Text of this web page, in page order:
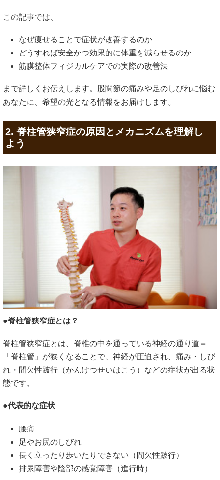
この記事では、
なぜ痩せることで症状が改善するのか
どうすれば安全かつ効果的に体重を減らせるのか
筋膜整体フィジカルケアでの実際の改善法
まで詳しくお伝えします。股関節の痛みや足のしびれに悩む
あなたに、希望の光となる情報をお届けします。
2. 脊柱管狭窄症の原因とメカニズムを理解し
よう
●脊柱管狭窄症とは？
脊柱管狭窄症とは、脊椎の中を通っている神経の通り道＝
「脊柱管」が狭くなることで、神経が圧迫され、痛み・しび
れ・間欠性跛行（かんけつせいはこう）などの症状が出る状
態です。
●代表的な症状
腰痛
足やお尻のしびれ
長く立ったり歩いたりできない（間欠性跛行）
排尿障害や陰部の感覚障害（進行時）